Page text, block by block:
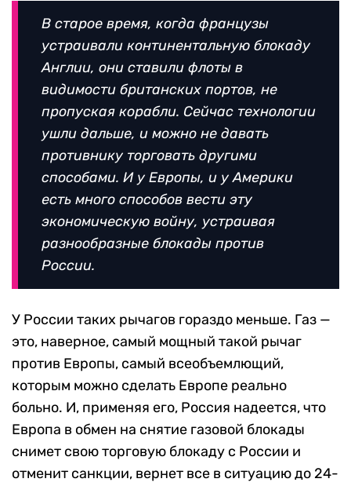
В старое время, когда французы
устраивали континентальную блокаду
Англии, они ставили флоты в
видимости британских портов, не
пропуская корабли. Сейчас технологии
ушли дальше, и можно не давать
противнику торговать другими
способами. И у Европы, и у Америки
есть много способов вести эту
экономическую войну, устраивая
разнообразные блокады против
России.
У России таких рычагов гораздо меньше. Газ —
это, наверное, самый мощный такой рычаг
против Европы, самый всеобъемлющий,
которым можно сделать Европе реально
больно. И, применяя его, Россия надеется, что
Европа в обмен на снятие газовой блокады
снимет свою торговую блокаду с России и
отменит санкции, вернет все в ситуацию до 24-